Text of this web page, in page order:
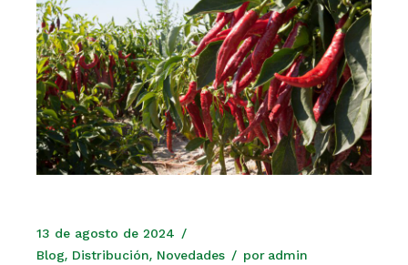
13 de agosto de 2024
Blog Distribución Novedades por admin